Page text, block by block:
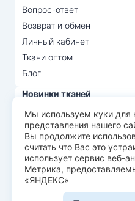
Вопрос-ответ
Возврат и обмен
Личный кабинет
Ткани оптом
Блог
Новинки тканей
Распродажа тканей
Лидеры продаж
© Арт Текс — продажа тканей
Пользовательское соглашение
Политика конфиденциальности
Мы используем куки для
представления нашего
Вы продолжите
считать что Вас это
использует сервис веб-
Метрика,
«ЯНДЕКС»